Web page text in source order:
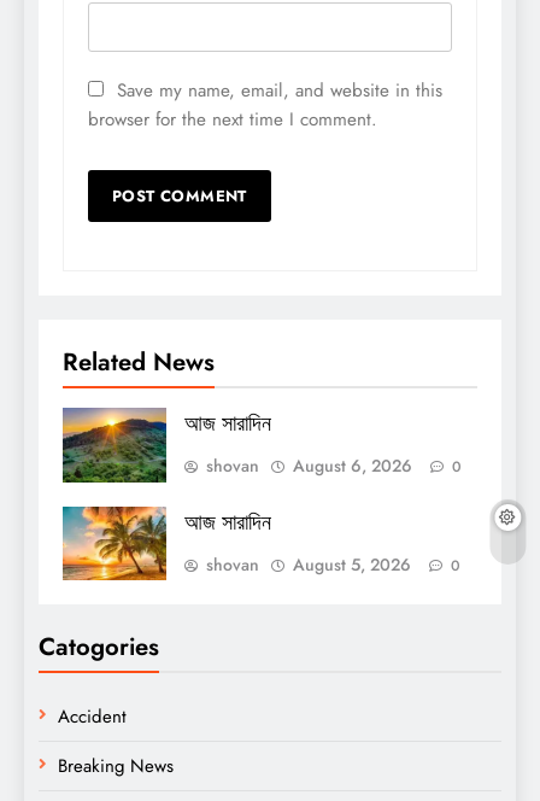
Save my name, email, and website in this
browser for the next time I comment.
Related News
আজ সারাদিন
shovan August 6, 2026 0
আজ সারাদিন
shovan August 5, 2026 0
Catogories
Accident
Breaking News